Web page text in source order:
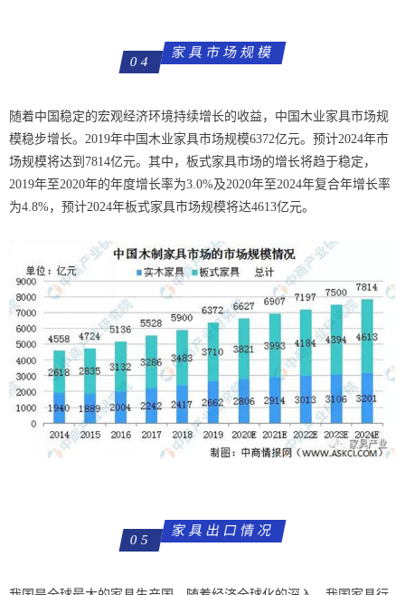
04
家具市场规模
随着中国稳定的宏观经济环境持续增长的收益，中国木业家具市场规
模稳步增长。2019年中国木业家具市场规模6372亿元。预计2024年市
场规模将达到7814亿元。其中，板式家具市场的增长将趋于稳定，
2019年至2020年的年度增长率为3.0%及2020年至2024年复合年增长率
为4.8%，预计2024年板式家具市场规模将达4613亿元。
05
家具出口情况